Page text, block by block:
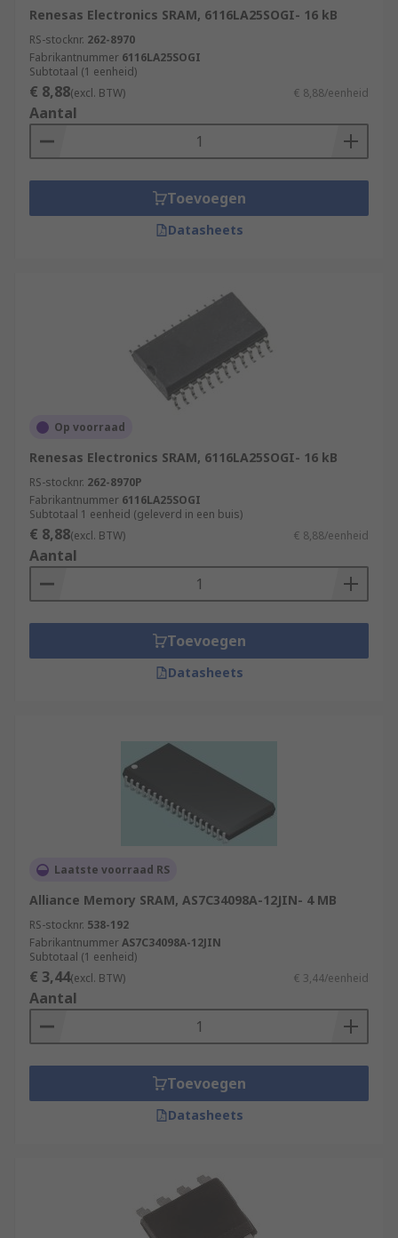
Renesas Electronics SRAM, 6116LA25SOGI- 16 kB
RS-stocknr. 262-8970
Fabrikantnummer 6116LA25SOGI
Subtotaal (1 eenheid)
€ 8,88(excl. BTW) € 8,88/eenheid
Aantal
Toevoegen
Datasheets
Op voorraad
Renesas Electronics SRAM, 6116LA25SOGI- 16 kB
RS-stocknr. 262-8970P
Fabrikantnummer 6116LA25SOGI
Subtotaal 1 eenheid (geleverd in een buis)
€ 8,88(excl. BTW) € 8,88/eenheid
Aantal
Toevoegen
Datasheets
Laatste voorraad RS
Alliance Memory SRAM, AS7C34098A-12JIN- 4 MB
RS-stocknr. 538-192
FabrikantnummerAS7C34098A-12JIN
Subtotaal (1 eenheid)
€ 3,44(excl. BTW) € 3,44/eenheid
Aantal
Toevoegen
Datasheets